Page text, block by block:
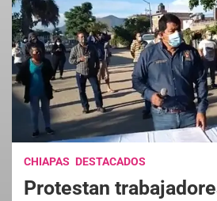
CHIAPAS DESTACADOS
Protestan